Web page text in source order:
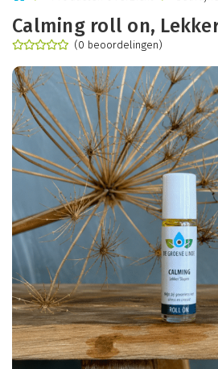
Calming roll on,
(0 beoordelingen)